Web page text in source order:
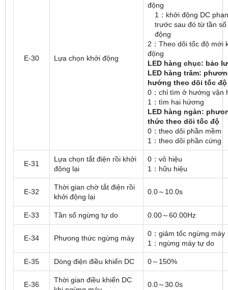
E-30 Lựa chọn khởi động
động
1：khởi động DC
trước sau đó từ tần số
động
2：Theo dõi tốc độ mới
động
LED hàng chục: bảo
LED hàng trăm:
hướng theo dõi tốc độ
0：chỉ tìm ở hướng vận
1：tìm hai hứơng
LED hàng ngàn:
thức theo dõi tốc độ
0：theo dõi phần mềm
1：theo dõi phần cứng
E-31
Lựa chọn tắt điện rồi khởi
động lại
0：vô hiệu
1：hữu hiệu
E-32
Thời gian chờ tắt điện rồi
khởi động lại
0.0～10.0s
E-33 Tần số ngừng tự do 0.00～60.00Hz
E-34 Phưong thức ngừng máy
0：giảm tốc ngừng máy
1：ngừng máy tự do
E-35 Dòng điện điều khiển DC 0～150%
E-36
Thời gian điều khiển DC
0.0～30.0s